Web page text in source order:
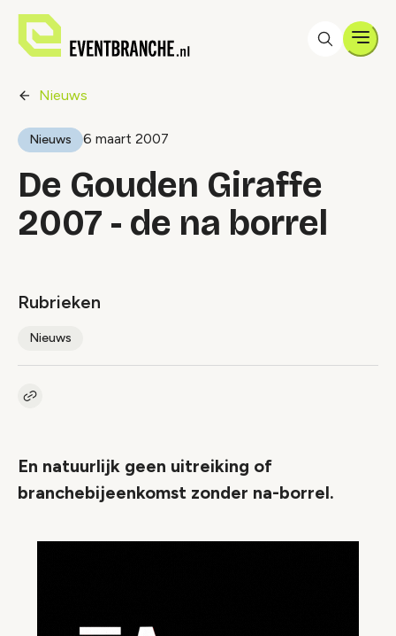
Nieuws
Nieuws 6 maart 2007
De Gouden Giraffe
2007 - de na borrel
Rubrieken
Nieuws
Kopieer link naar artikel
En natuurlijk geen uitreiking of
branchebijeenkomst zonder na-borrel.